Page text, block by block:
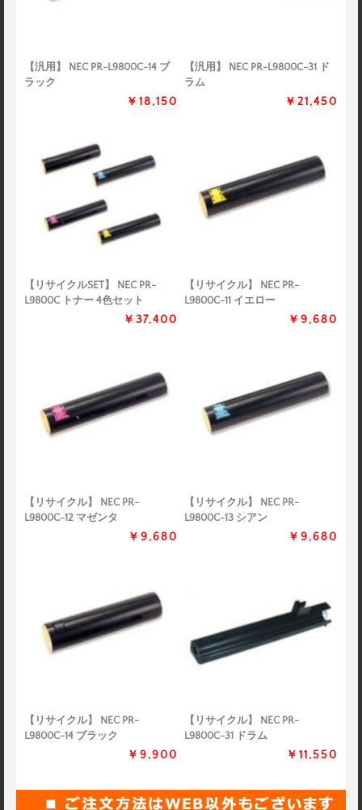
【汎用】 NEC PR-L9800C-14 ブ
ラック
￥18,150
【汎用】 NEC PR-L9800C-31 ド
ラム
￥21,450
【リサイクルSET】 NEC PR-
L9800C トナー 4色セット
￥37,400
【リサイクル】 NEC PR-
L9800C-11 イエロー
￥9,680
【リサイクル】 NEC PR-
L9800C-12 マゼンタ
￥9,680
【リサイクル】 NEC PR-
L9800C-13 シアン
￥9,680
【リサイクル】 NEC PR-
L9800C-14 ブラック
￥9,900
【リサイクル】 NEC PR-
L9800C-31 ドラム
￥11,550